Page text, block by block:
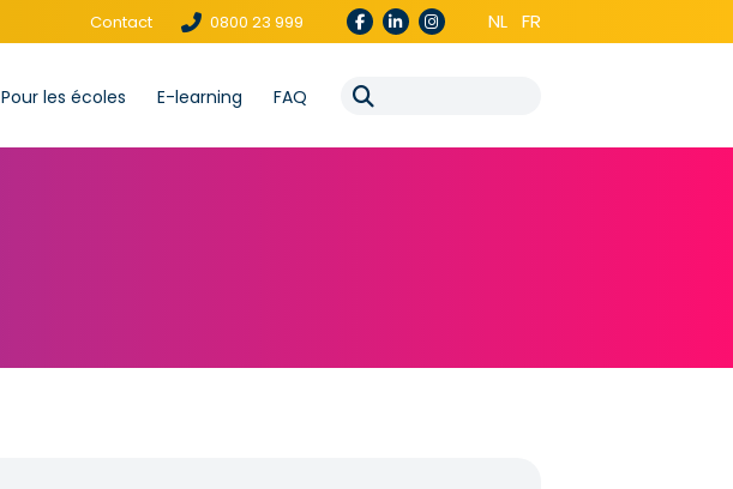
Contact 0800 23 999 NL FR
Pour les écoles E-learning FAQ